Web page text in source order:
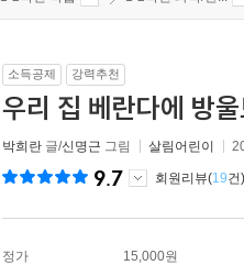
소득공제 강력추천
우리 집 베란다에 방
박희란 글/신명근 그림 살림어린이
9.7 회원리뷰(19건)
정가 15,000원